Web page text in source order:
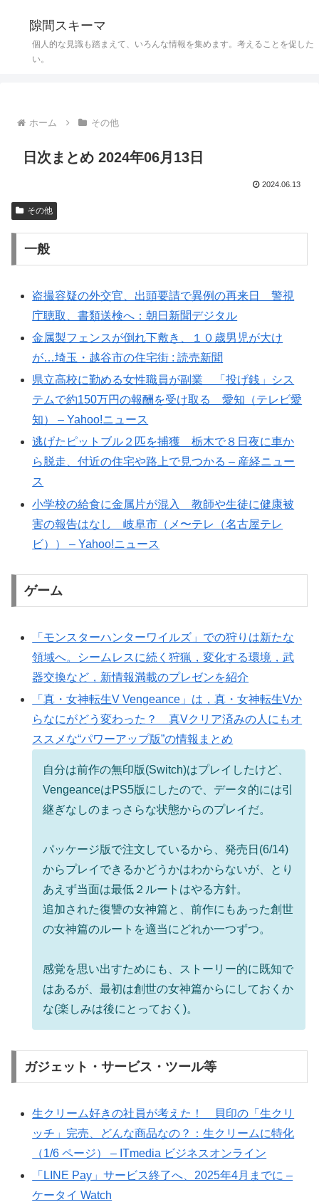
隙間スキーマ
個人的な見識も踏まえて、いろんな情報を集めます。考えることを促した
い。
ホーム その他
日次まとめ 2024年06月13日
2024.06.13
その他
一般
盗撮容疑の外交官、出頭要請で異例の再来日 警視
庁聴取、書類送検へ：朝日新聞デジタル
金属製フェンスが倒れ下敷き、１０歳男児が大け
が…埼玉・越谷市の住宅街 : 読売新聞
県立高校に勤める女性職員が副業 「投げ銭」シス
テムで約150万円の報酬を受け取る 愛知（テレビ愛
知） – Yahoo!ニュース
逃げたピットブル２匹を捕獲 栃木で８日夜に車か
ら脱走、付近の住宅や路上で見つかる – 産経ニュー
ス
小学校の給食に金属片が混入 教師や生徒に健康被
害の報告はなし 岐阜市（メ〜テレ（名古屋テレ
ビ）） – Yahoo!ニュース
ゲーム
「モンスターハンターワイルズ」での狩りは新たな
領域へ。シームレスに続く狩猟，変化する環境，武
器交換など，新情報満載のプレゼンを紹介
「真・女神転生V Vengeance」は，真・女神転生Vか
らなにがどう変わった？ 真Vクリア済みの人にもオ
ススメな“パワーアップ版”の情報まとめ
自分は前作の無印版(Switch)はプレイしたけど、
VengeanceはPS5版にしたので、データ的には引
継ぎなしのまっさらな状態からのプレイだ。
パッケージ版で注文しているから、発売日(6/14)
からプレイできるかどうかはわからないが、とり
あえず当面は最低２ルートはやる方針。
追加された復讐の女神篇と、前作にもあった創世
の女神篇のルートを適当にどれか一つずつ。
感覚を思い出すためにも、ストーリー的に既知で
はあるが、最初は創世の女神篇からにしておくか
な(楽しみは後にとっておく)。
ガジェット・サービス・ツール等
生クリーム好きの社員が考えた！ 貝印の「生クリ
ッチ」完売、どんな商品なの？：生クリームに特化
（1/6 ページ） – ITmedia ビジネスオンライン
「LINE Pay」サービス終了へ、2025年4月までに –
ケータイ Watch